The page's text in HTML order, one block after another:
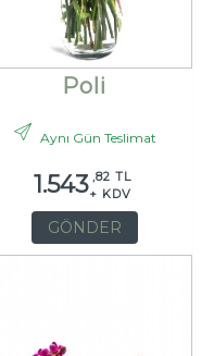
Poli
Aynı Gün Teslimat
1.543 ,82 TL
+ KDV
GÖNDER